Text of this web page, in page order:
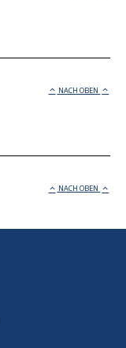
NACH OBEN
NACH OBEN